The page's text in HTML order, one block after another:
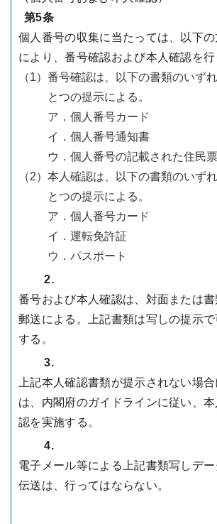
第5条
個人番号の収集に当たっては、以下
により、番号確認および本人確認を行
（1） 番号確認は、以下の書類のいず
とつの提示による。
ア．個人番号カード
イ．個人番号通知書
ウ．個人番号の記載された住民票
（2） 本人確認は、以下の書類のいず
とつの提示による。
ア．個人番号カード
イ．運転免許証
ウ．パスポート
2.
番号および本人確認は、対面または
郵送による。上記書類は写しの提示で
する。
3.
上記本人確認書類が提示されない場合
は、内閣府のガイドラインに従い、本
認を実施する。
4.
電子メール等による上記書類写しデ
伝送は、行ってはならない。